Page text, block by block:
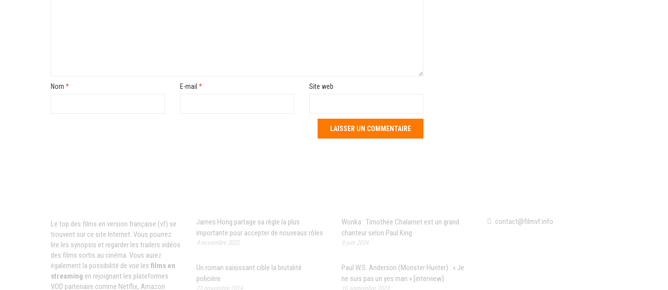
Nom * E-mail * Site web
Le top des films en version française (vf) se
trouvent sur ce site Internet. Vous pourrez
lire les synopsis et regarder les trailers vidéos
des films sortis au cinéma. Vous aurez
également la possibilité de voir les films en
streaming en rejoignant les plateformes
VOD partenaire comme Netflix, Amazon
James Hong partage sa règle la plus
importante pour accepter de nouveaux rôles
4 novembre 2022
Un roman saisissant cible la brutalité
policière
23 novembre 2019
Wonka : Timothée Chalamet est un grand
chanteur selon Paul King
9 juin 2024
Paul W.S. Anderson (Monster Hunter) : « Je
ne suis pas un yes man » [interview]
16 septembre 2023
contact@filmvf.info